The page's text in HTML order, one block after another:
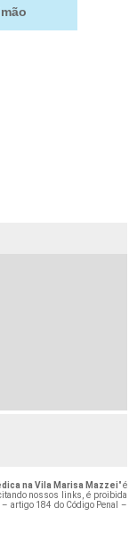
na Vila Marisa Mazzei" é
nossos links, é proibida
artigo 184 do Código Penal –